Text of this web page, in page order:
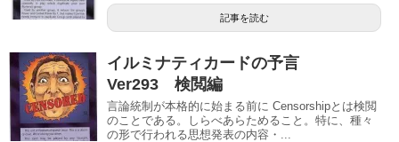
記事を読む
イルミナティカードの予言
Ver293 検閲編
言論統制が本格的に始まる前に Censorshipとは検閲
のことである。しらべあらためること。特に、種々
の形で行われる思想発表の内容・...